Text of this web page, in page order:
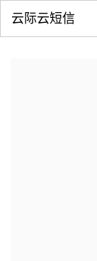
云际云短信